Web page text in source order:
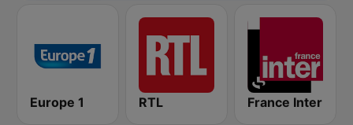
Europe 1 RTL France Inter